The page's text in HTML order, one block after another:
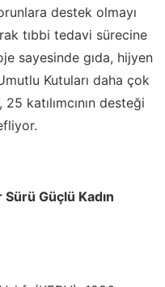
destek olmayı
tıbbi tedavi sürecine
sayesinde gıda, hijyen
Kutuları daha çok
katılımcının desteği
Sürü Güçlü Kadın